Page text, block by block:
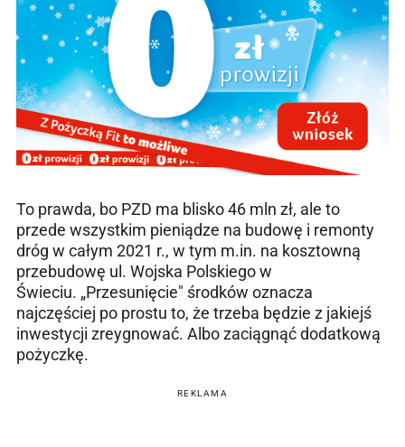
To prawda, bo PZD ma blisko 46 mln zł, ale to
przede wszystkim pieniądze na budowę i remonty
dróg w całym 2021 r., w tym m.in. na kosztowną
przebudowę ul. Wojska Polskiego w
Świeciu. „Przesunięcie" środków oznacza
najczęściej po prostu to, że trzeba będzie z jakiejś
inwestycji zreygnować. Albo zaciągnąć dodatkową
pożyczkę.
REKLAMA